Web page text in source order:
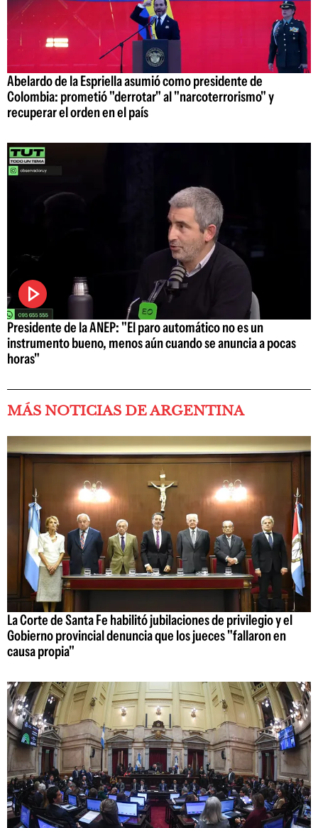
Abelardo de la Espriella asumió como presidente de
Colombia: prometió "derrotar" al "narcoterrorismo" y
recuperar el orden en el país
Presidente de la ANEP: "El paro automático no es un
instrumento bueno, menos aún cuando se anuncia a pocas
horas"
MÁS NOTICIAS DE ARGENTINA
La Corte de Santa Fe habilitó jubilaciones de privilegio y el
Gobierno provincial denuncia que los jueces "fallaron en
causa propia"